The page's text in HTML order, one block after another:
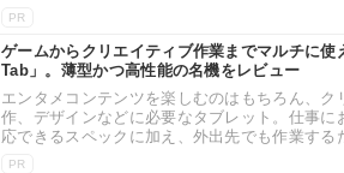
PR
ゲームからクリエイティブ作業までマルチに
Tab」。薄型かつ高性能の名機をレビュー
エンタメコンテンツを楽しむのはもちろん、
作、デザインなどに必要なタブレット。仕事
応できるスペックに加え、外出先でも作業する
PR